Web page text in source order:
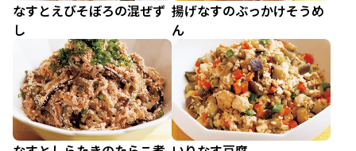
なすとえびそぼろの混ぜず
し
揚げなすのぶっかけそうめ
ん